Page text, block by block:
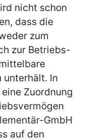
nicht schon
dass die
zum
zur Betriebs-
unterhält. In
Zuordnung
GmbH
auf den